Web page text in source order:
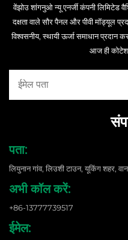
वेंझोउ शांगनुओ न्यू एनर्जी कंपनी लिमिटेड
दक्षता वाले सौर पैनल और पीवी मॉड्यूल
विश्वसनीय, स्थायी ऊर्जा समाधान प्रदान
आज ही
पता:
लियुनान गांव, लिउशी टाउन, यूकिंग शहर,
अभी कॉल करें:
+86-13777739517
ईमेल: